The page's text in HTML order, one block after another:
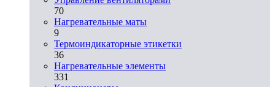
70
Нагревательные маты
9
Термоиндикаторные этикетки
36
Нагревательные элементы
331